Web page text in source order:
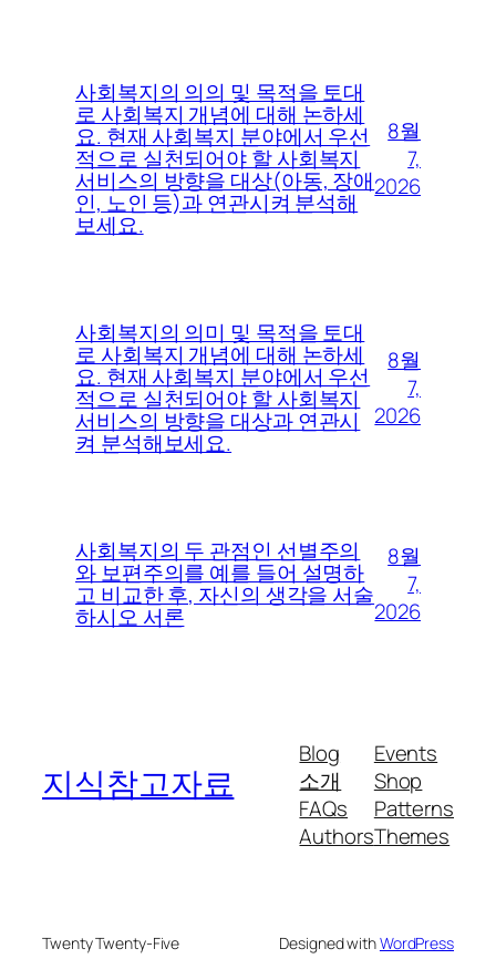
사회복지의 의의 및 목적을 토대
로 사회복지 개념에 대해 논하세
요. 현재 사회복지 분야에서 우선
적으로 실천되어야 할 사회복지
서비스의 방향을 대상(아동, 장애
인, 노인 등)과 연관시켜 분석해
보세요.
8월
7,
2026
사회복지의 의미 및 목적을 토대
로 사회복지 개념에 대해 논하세
요. 현재 사회복지 분야에서 우선
적으로 실천되어야 할 사회복지
서비스의 방향을 대상과 연관시
켜 분석해보세요.
8월
7,
2026
사회복지의 두 관점인 선별주의
와 보편주의를 예를 들어 설명하
고 비교한 후, 자신의 생각을 서술
하시오 서론
8월
7,
2026
지식참고자료
Blog
소개
FAQs
Authors
Events
Shop
Patterns
Themes
Twenty Twenty-Five Designed withWordPress